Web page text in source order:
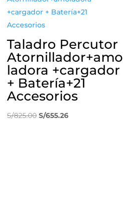
Taladro Percutor
Atornillador+amo
ladora +cargador
+ Batería+21
Accesorios
S/825.00 El
S/655.26El